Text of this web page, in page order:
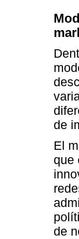
de
El
que
de